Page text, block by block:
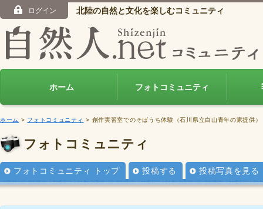
ログイン 北陸の自然と文化を楽しむコミュニティ
ホーム フォトコミュニティ
ホーム > フォトコミュニティ > 創作実習室でのそばうち体験（石川県立白山青年の家提供）
フォトコミュニティ
フォトコミュニティ トップ 投稿する 投稿写真を見る